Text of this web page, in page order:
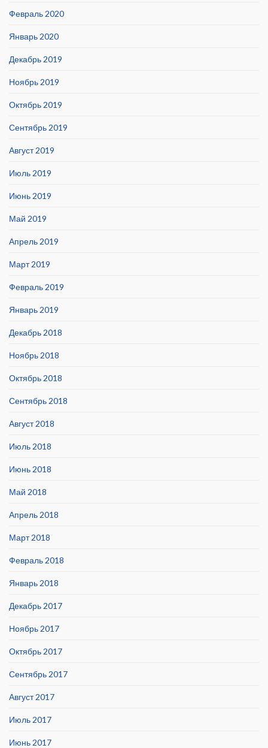
Февраль 2020
Январь 2020
Декабрь 2019
Ноябрь 2019
Октябрь 2019
Сентябрь 2019
Август 2019
Июль 2019
Июнь 2019
Май 2019
Апрель 2019
Март 2019
Февраль 2019
Январь 2019
Декабрь 2018
Ноябрь 2018
Октябрь 2018
Сентябрь 2018
Август 2018
Июль 2018
Июнь 2018
Май 2018
Апрель 2018
Март 2018
Февраль 2018
Январь 2018
Декабрь 2017
Ноябрь 2017
Октябрь 2017
Сентябрь 2017
Август 2017
Июль 2017
Июнь 2017